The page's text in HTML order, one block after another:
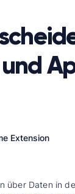
Extension
über Daten in